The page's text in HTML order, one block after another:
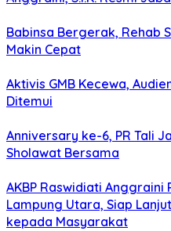
Babinsa Bergerak, Rehab
Makin Cepat
Aktivis GMB Kecewa,
Ditemui
Anniversary ke-6, PR Tali
Sholawat Bersama
AKBP Raswidiati
Lampung Utara, Siap
kepada Masyarakat